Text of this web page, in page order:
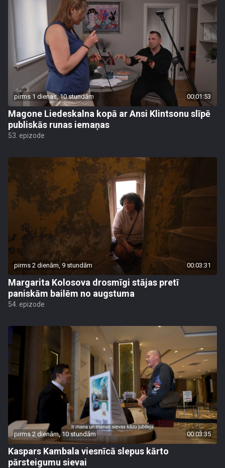
pirms 1 dienas, 10 stundām 00:01:53
Magone Liedeskalna kopā ar Ansi Klintsonu slīpē
publiskās runas iemaņas
53. epizode
pirms 2 dienām, 9 stundām 00:03:31
Margarita Kolosova drosmīgi stājas pretī
paniskām bailēm no augstuma
54. epizode
pirms 2 dienām, 10 stundām 00:03:35
Kaspars Kambala viesnīcā slepus kārto
pārsteigumu sievai